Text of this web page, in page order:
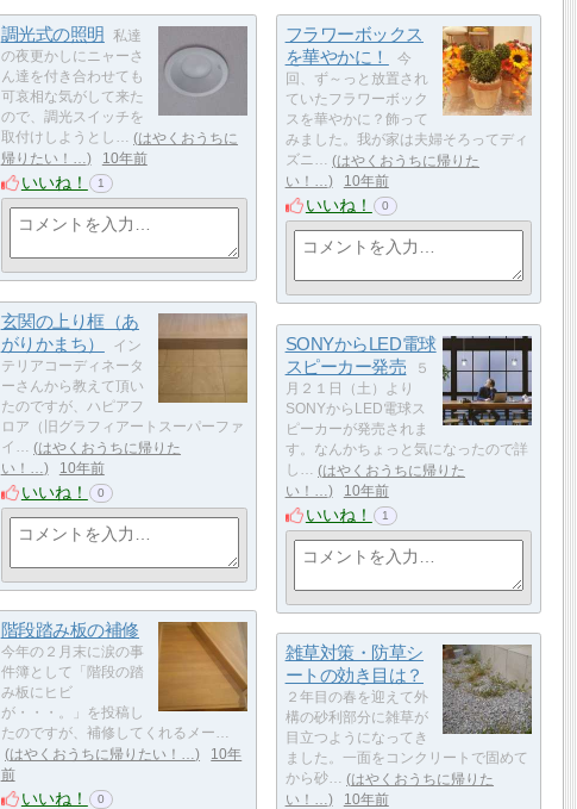
調光式の照明
私達
の夜更かしにニャーさ
ん達を付き合わせても
可哀相な気がして来た
ので、調光スイッチを
取付けしようとし…
はやくおうちに
帰りたい！…
10年前
いいね！ 1
フラワーボックス
を華やかに！
今
回、ず～っと放置され
ていたフラワーボック
スを華やかに？飾って
みました。我が家は夫婦そろってディ
ズニ…
はやくおうちに帰りた
い！…
10年前
いいね！ 0
玄関の上り框（あ
がりかまち）
イン
テリアコーディネータ
ーさんから教えて頂い
たのですが、ハピアフ
ロア（旧グラフィアートスーパーファ
イ…
はやくおうちに帰りた
い！…
10年前
いいね！ 0
SONYからLED電球
スピーカー発売
５
月２１日（土）より
SONYからLED電球ス
ピーカーが発売されま
す。なんかちょっと気になったので詳
し…
はやくおうちに帰りた
い！…
10年前
いいね！ 1
階段踏み板の補修
今年の２月末に涙の事
件簿として「階段の踏
み板にヒビ
が・・・。」を投稿し
たのですが、補修してくれるメー…
はやくおうちに帰りたい！…
10年
前
いいね！ 0
雑草対策・防草シ
ートの効き目は？
２年目の春を迎えて外
構の砂利部分に雑草が
目立つようになってき
ました。一面をコンクリートで固めて
から砂…
はやくおうちに帰りた
い！…
10年前